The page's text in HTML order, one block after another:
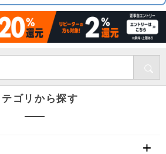
テゴリから探す